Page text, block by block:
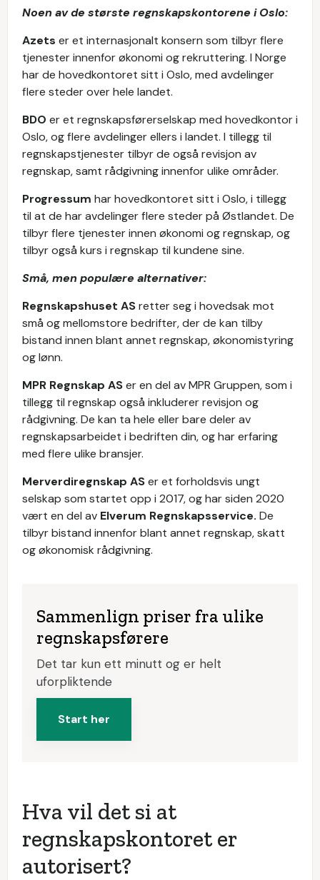
Noen av de største regnskapskontorene i Oslo:
Azets er et internasjonalt konsern som tilbyr flere
tjenester innenfor økonomi og rekruttering. I Norge
har de hovedkontoret sitt i Oslo, med avdelinger
flere steder over hele landet.
BDO er et regnskapsførerselskap med hovedkontor i
Oslo, og flere avdelinger ellers i landet. I tillegg til
regnskapstjenester tilbyr de også revisjon av
regnskap, samt rådgivning innenfor ulike områder.
Progressum har hovedkontoret sitt i Oslo, i tillegg
til at de har avdelinger flere steder på Østlandet. De
tilbyr flere tjenester innen økonomi og regnskap, og
tilbyr også kurs i regnskap til kundene sine.
Små, men populære alternativer:
Regnskapshuset ASretter seg i hovedsak mot
små og mellomstore bedrifter, der de kan tilby
bistand innen blant annet regnskap, økonomistyring
og lønn.
MPR Regnskap ASer en del av MPR Gruppen, som i
tillegg til regnskap også inkluderer revisjon og
rådgivning. De kan ta hele eller bare deler av
regnskapsarbeidet i bedriften din, og har erfaring
med flere ulike bransjer.
Merverdiregnskap ASer et forholdsvis ungt
selskap som startet opp i 2017, og har siden 2020
vært en del av Elverum Regnskapsservice. De
tilbyr bistand innenfor blant annet regnskap, skatt
og økonomisk rådgivning.
Sammenlign priser fra ulike
regnskapsførere
Det tar kun ett minutt og er helt
uforpliktende
Start her
Hva vil det si at
regnskapskontoret er
autorisert?